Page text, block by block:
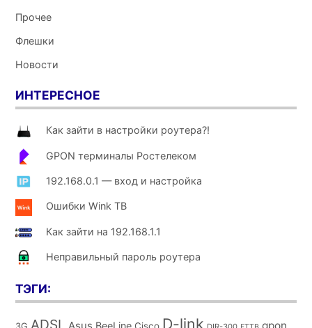
Прочее
Флешки
Новости
ИНТЕРЕСНОЕ
Как зайти в настройки роутера?!
GPON терминалы Ростелеком
192.168.0.1 — вход и настройка
Ошибки Wink ТВ
Как зайти на 192.168.1.1
Неправильный пароль роутера
ТЭГИ:
ADSL D-link